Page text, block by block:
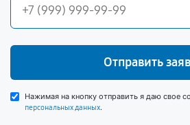
Отправить
Нажимая на кнопку отправить я даю свое
персональных данных.